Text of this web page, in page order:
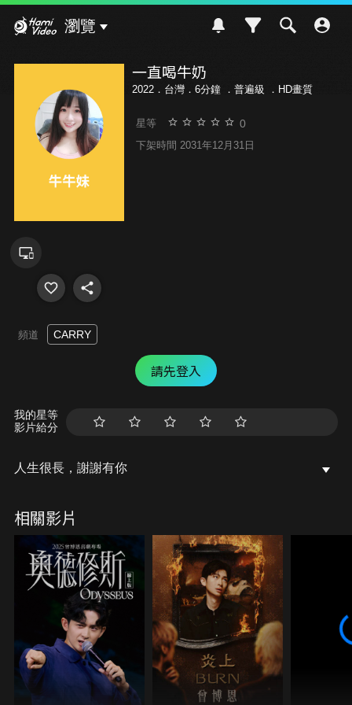
瀏覽
一直喝牛奶
2022．台灣．6分鐘 ． 普遍級 ．HD畫質
星等 0
下架時間 2031年12月31日
頻道 CARRY
請先登入
我的星等
影片給分
人生很長，謝謝有你
相關影片